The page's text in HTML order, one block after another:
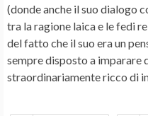
(donde anche il suo dialogo
tra la ragione laica e le fedi
del fatto che il suo era un
sempre disposto a imparare
straordinariamente ricco di